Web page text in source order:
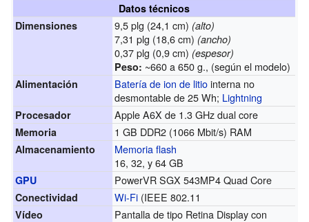
Datos técnicos
Dimensiones
9,5 plg (24,1 cm) (alto)
7,31 plg (18,6 cm) (ancho)
0,37 plg (0,9 cm) (espesor)
Peso: ~660 a 650 g., (según el modelo)
Alimentación Batería de ion de litiointerna no
desmontable de 25 Wh; Lightning
Procesador Apple A6X de 1.3 GHz dual core
Memoria 1 GB DDR2 (1066 Mbit/s) RAM
Almacenamiento
Memoria flash
16, 32, y 64 GB
GPU PowerVR SGX 543MP4 Quad Core
Conectividad Wi-Fi (IEEE 802.11
Vídeo
Pantalla de tipo Retina Display con